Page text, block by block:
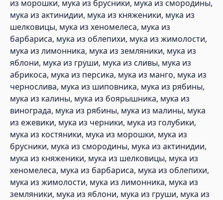
из морошки, мука из брусники, мука из смородины,
мука из актинидии, мука из княженики, мука из
шелковицы, мука из хеномелеса, мука из
барбариса, мука из облепихи, мука из жимолости,
мука из лимонника, мука из земляники, мука из
яблони, мука из груши, мука из сливы, мука из
абрикоса, мука из персика, мука из манго, мука из
чернослива, мука из шиповника, мука из рябины,
мука из калины, мука из боярышника, мука из
винограда, мука из рябины, мука из малины, мука
из ежевики, мука из черники, мука из голубики,
мука из костяники, мука из морошки, мука из
брусники, мука из смородины, мука из актинидии,
мука из княженики, мука из шелковицы, мука из
хеномелеса, мука из барбариса, мука из облепихи,
мука из жимолости, мука из лимонника, мука из
земляники, мука из яблони, мука из груши, мука из